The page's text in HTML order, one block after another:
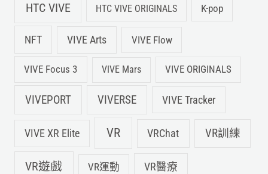
HTC VIVE HTC VIVE ORIGINALS K-pop
NFT VIVE Arts VIVE Flow
VIVE Focus 3 VIVE Mars VIVE ORIGINALS
VIVEPORT VIVERSE VIVE Tracker
VIVE XR Elite VR VRChat VR訓練
VR遊戲 VR運動 VR醫療